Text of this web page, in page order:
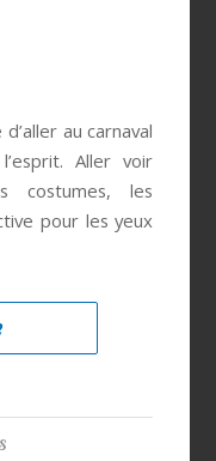
au carnaval
Aller voir
costumes, les
pour les yeux